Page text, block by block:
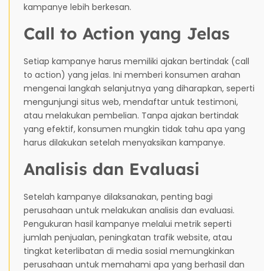
kampanye lebih berkesan.
Call to Action yang Jelas
Setiap kampanye harus memiliki ajakan bertindak (call
to action) yang jelas. Ini memberi konsumen arahan
mengenai langkah selanjutnya yang diharapkan, seperti
mengunjungi situs web, mendaftar untuk testimoni,
atau melakukan pembelian. Tanpa ajakan bertindak
yang efektif, konsumen mungkin tidak tahu apa yang
harus dilakukan setelah menyaksikan kampanye.
Analisis dan Evaluasi
Setelah kampanye dilaksanakan, penting bagi
perusahaan untuk melakukan analisis dan evaluasi.
Pengukuran hasil kampanye melalui metrik seperti
jumlah penjualan, peningkatan trafik website, atau
tingkat keterlibatan di media sosial memungkinkan
perusahaan untuk memahami apa yang berhasil dan